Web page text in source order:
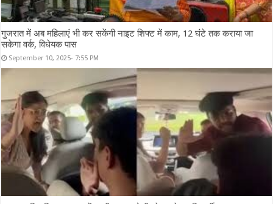
गुजरात में अब महिलाएं भी कर सकेंगी नाइट शिफ्ट में काम, 12 घंटे तक कराया जा
सकेगा वर्क, विधेयक पास
September 10, 2025- 7:55 PM